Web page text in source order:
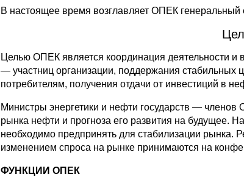
В настоящее время возглавляет ОПЕК генеральный
Целью ОПЕК является координация деятельности
— участниц организации, поддержания стабильных
потребителям, получения отдачи от инвестиций в
Министры энергетики и нефти государств —
рынка нефти и прогноза его развития на будущее.
необходимо предпринять для стабилизации рынка.
изменением спроса на рынке принимаются на
ФУНКЦИИ ОПЕК